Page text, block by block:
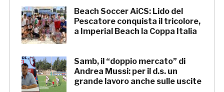
Beach Soccer AiCS: Lido del
Pescatore conquista il tricolore,
a Imperial Beach la Coppa Italia
Samb, il “doppio mercato” di
Andrea Mussi: per il d.s. un
grande lavoro anche sulle uscite